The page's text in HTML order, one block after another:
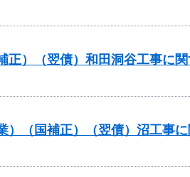
正）（翌債）和田洞谷工事に
）（国補正）（翌債）沼工事